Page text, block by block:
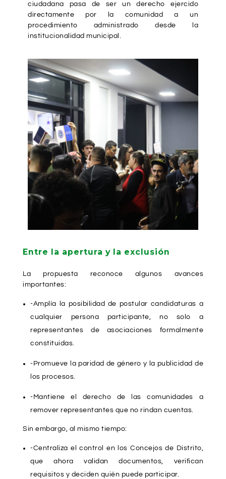
ciudadana pasa de ser un derecho ejercido
directamente por la comunidad a un
procedimiento administrado desde la
institucionalidad municipal.
Entre la apertura y la exclusión
La propuesta reconoce algunos avances
importantes:
-Amplía la posibilidad de postular candidaturas a
cualquier persona participante, no solo a
representantes de asociaciones formalmente
constituidas.
-Promueve la paridad de género y la publicidad de
los procesos.
-Mantiene el derecho de las comunidades a
remover representantes que no rindan cuentas.
Sin embargo, al mismo tiempo:
-Centraliza el control en los Concejos de Distrito,
que ahora validan documentos, verifican
requisitos y deciden quién puede participar.